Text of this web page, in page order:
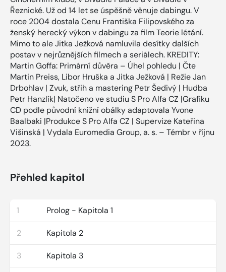
Řeznické. Už od 14 let se úspěšně věnuje dabingu. V
roce 2004 dostala Cenu Františka Filipovského za
ženský herecký výkon v dabingu za film Teorie létání.
Mimo to ale Jitka Ježková namluvila desítky dalších
postav v nejrůznějších filmech a seriálech. KREDITY:
Martin Goffa: Primární důvěra – Úhel pohledu | Čte
Martin Preiss, Libor Hruška a Jitka Ježková | Režie Jan
Drbohlav | Zvuk, střih a mastering Petr Šedivý | Hudba
Petr Hanzlík| Natočeno ve studiu S Pro Alfa CZ |Grafiku
CD podle původní knižní obálky adaptovala Yvone
Baalbaki |Produkce S Pro Alfa CZ | Supervize Kateřina
Višinská | Vydala Euromedia Group, a. s. – Témbr v říjnu
2023.
Přehled kapitol
1 Prolog - Kapitola 1
2 Kapitola 2
3 Kapitola 3